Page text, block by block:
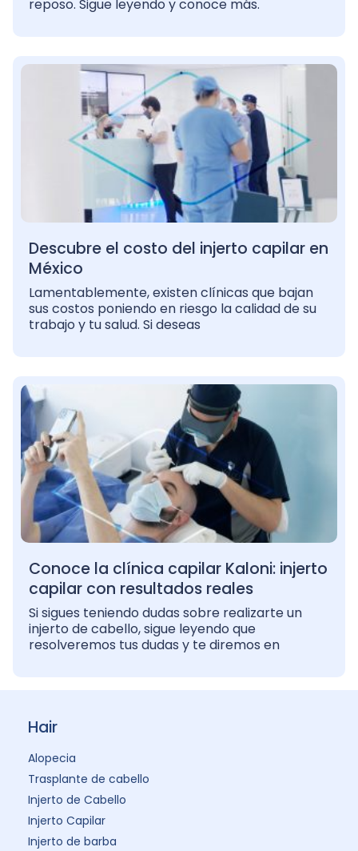
reposo. Sigue leyendo y conoce más.
Descubre el costo del injerto capilar en
México
Lamentablemente, existen clínicas que bajan
sus costos poniendo en riesgo la calidad de su
trabajo y tu salud. Si deseas
Conoce la clínica capilar Kaloni: injerto
capilar con resultados reales
Si sigues teniendo dudas sobre realizarte un
injerto de cabello, sigue leyendo que
resolveremos tus dudas y te diremos en
Hair
Alopecia
Trasplante de cabello
Injerto de Cabello
Injerto Capilar
Injerto de barba